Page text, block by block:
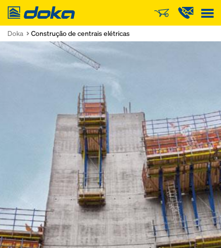
Doka
Doka Construção de centrais elétricas